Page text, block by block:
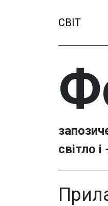
СВІТ
світло і